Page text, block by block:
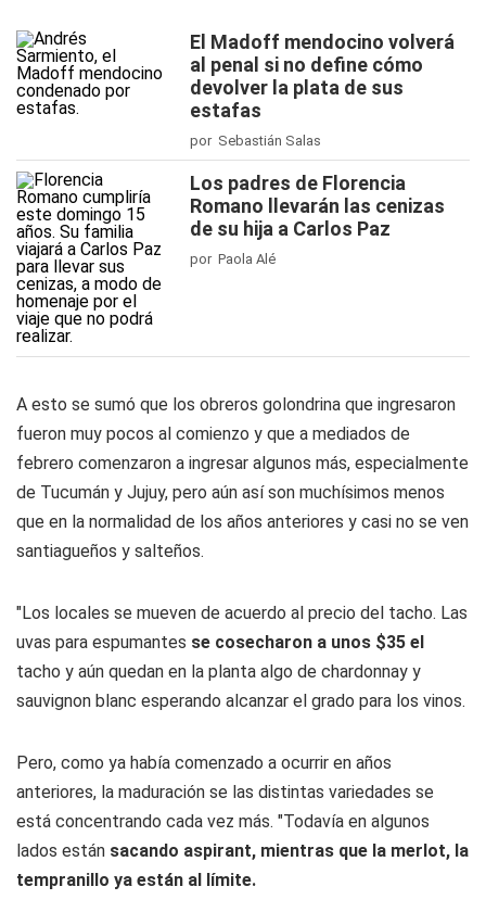
El Madoff mendocino volverá
al penal si no define cómo
devolver la plata de sus
estafas
por Sebastián Salas
Los padres de Florencia
Romano llevarán las cenizas
de su hija a Carlos Paz
por Paola Alé
A esto se sumó que los obreros golondrina que ingresaron
fueron muy pocos al comienzo y que a mediados de
febrero comenzaron a ingresar algunos más, especialmente
de Tucumán y Jujuy, pero aún así son muchísimos menos
que en la normalidad de los años anteriores y casi no se ven
santiagueños y salteños.
"Los locales se mueven de acuerdo al precio del tacho. Las
uvas para espumantes se cosecharon a unos $35 el
tacho y aún quedan en la planta algo de chardonnay y
sauvignon blanc esperando alcanzar el grado para los vinos.
Pero, como ya había comenzado a ocurrir en años
anteriores, la maduración se las distintas variedades se
está concentrando cada vez más. "Todavía en algunos
lados están sacando aspirant, mientras que la merlot, la
tempranillo ya están al límite.